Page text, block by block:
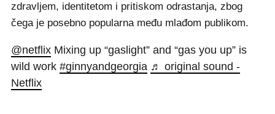
zdravljem, identitetom i pritiskom odrastanja, zbog
čega je posebno popularna među mlađom publikom.
@netflix Mixing up “gaslight” and “gas you up” is
wild work #ginnyandgeorgia ♬ original sound -
Netflix